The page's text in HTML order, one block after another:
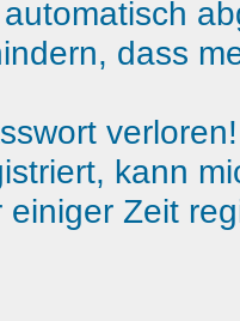
dass
verloren!
kann
Zeit